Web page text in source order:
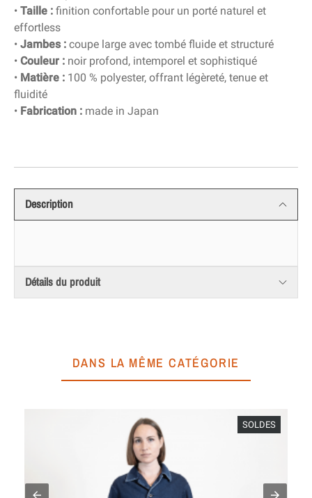
• Taille : finition confortable pour un porté naturel et
effortless
• Jambes : coupe large avec tombé fluide et structuré
• Couleur : noir profond, intemporel et sophistiqué
• Matière : 100 % polyester, offrant légèreté, tenue et
fluidité
• Fabrication : made in Japan
Description
Détails du produit
DANS LA MÊME CATÉGORIE
SOLDES